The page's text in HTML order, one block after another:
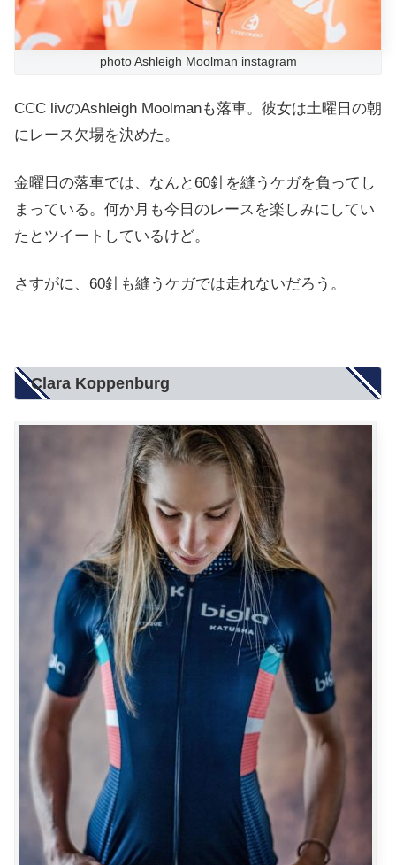
photo Ashleigh Moolman instagram
CCC livのAshleigh Moolmanも落車。彼女は土曜日の朝
にレース欠場を決めた。
金曜日の落車では、なんと60針を縫うケガを負ってし
まっている。何か月も今日のレースを楽しみにしてい
たとツイートしているけど。
さすがに、60針も縫うケガでは走れないだろう。
Clara Koppenburg